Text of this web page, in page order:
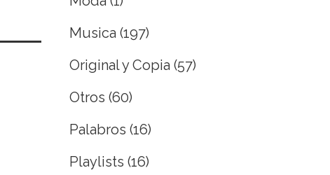
Musica (197)
Original y Copia (57)
Otros (60)
Palabros (16)
Playlists (16)